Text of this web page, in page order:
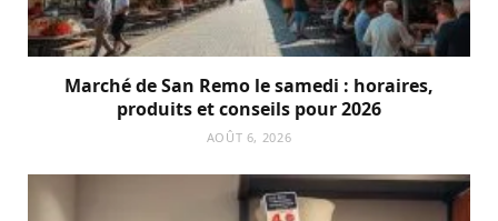
Marché de San Remo le samedi : horaires,
produits et conseils pour 2026
AOÛT 6, 2026